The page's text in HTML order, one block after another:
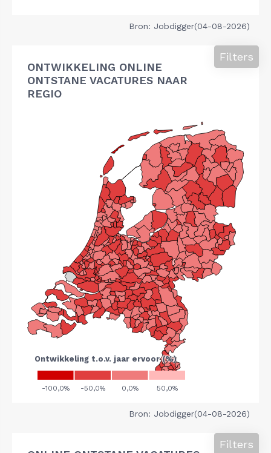
Bron: Jobdigger(04-08-2026)
ONTWIKKELING ONLINE
ONTSTANE VACATURES NAAR
REGIO
Filters
Bron: Jobdigger(04-08-2026)
Filters